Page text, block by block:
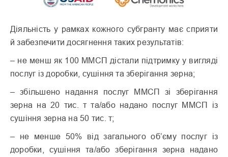
Діяльність у рамках кожного субгранту має сприяти
й забезпечити досягнення таких результатів:
– не менш як 100 ММСП дістали підтримку у вигляді
послуг із доробки, сушіння та зберігання зерна;
– збільшено надання послуг ММСП зі зберігання
зерна на 20 тис. т та/або надано послуг ММСП із
сушіння зерна на 50 тис. т;
– не менше 50% від загального об’єму послуг із
доробки, сушіння та/або зберігання зерна надано